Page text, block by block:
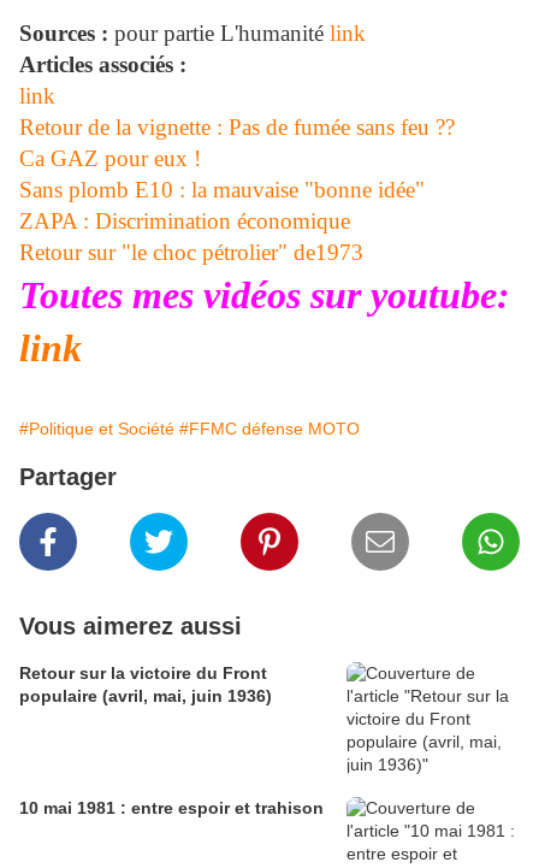
Sources : pour partie L'humanité link
Articles associés :
link
Retour de la vignette : Pas de fumée sans feu ??
Ca GAZ pour eux !
Sans plomb E10 : la mauvaise "bonne idée"
ZAPA : Discrimination économique
Retour sur "le choc pétrolier" de1973
Toutes mes vidéos sur youtube:
link
#Politique et Société #FFMC défense MOTO
Partager
Vous aimerez aussi
Retour sur la victoire du Front
populaire (avril, mai, juin 1936)
10 mai 1981 : entre espoir et trahison